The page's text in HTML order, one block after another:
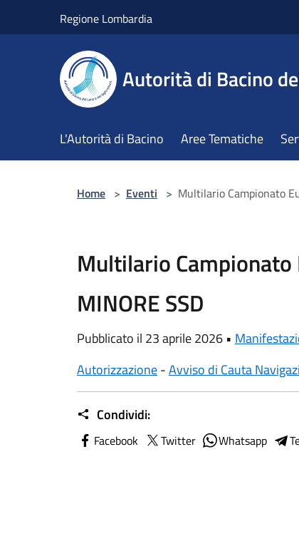
Regione Lombardia
Autorità di Bacino
L'Autorità di Bacino Aree Tematiche
Home > Eventi > Multilario Campionato
Multilario Campionato
MINORE SSD
Pubblicato il 23 aprile 2026 •
Autorizzazione-Avviso di Cauta
Condividi:
Facebook Twitter Whatsapp